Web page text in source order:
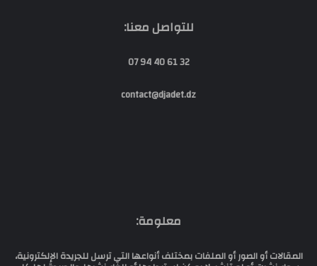
للتواصل معنا:
32 61 40 94 07
contact@djadet.dz
معلومة:
المقالات أو الصور أو الملفات بمختلف أنواعها التي ترسل للجريدة الإلكترونية،